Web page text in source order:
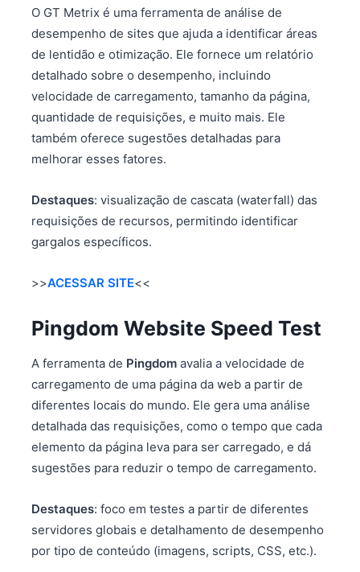
O GT Metrix é uma ferramenta de análise de
desempenho de sites que ajuda a identificar áreas
de lentidão e otimização. Ele fornece um relatório
detalhado sobre o desempenho, incluindo
velocidade de carregamento, tamanho da página,
quantidade de requisições, e muito mais. Ele
também oferece sugestões detalhadas para
melhorar esses fatores.
Destaques: visualização de cascata (waterfall) das
requisições de recursos, permitindo identificar
gargalos específicos.
>>ACESSAR SITE<<
Pingdom Website Speed Test
A ferramenta de Pingdom avalia a velocidade de
carregamento de uma página da web a partir de
diferentes locais do mundo. Ele gera uma análise
detalhada das requisições, como o tempo que cada
elemento da página leva para ser carregado, e dá
sugestões para reduzir o tempo de carregamento.
Destaques: foco em testes a partir de diferentes
servidores globais e detalhamento de desempenho
por tipo de conteúdo (imagens, scripts, CSS, etc.).